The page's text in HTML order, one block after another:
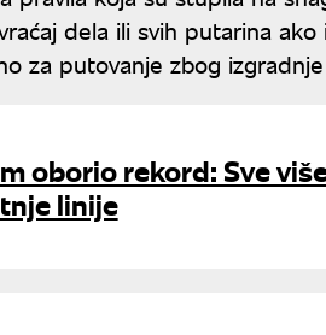
dela ili svih putarina ako
za putovanje zbog
oborio rekord: Sve
linije